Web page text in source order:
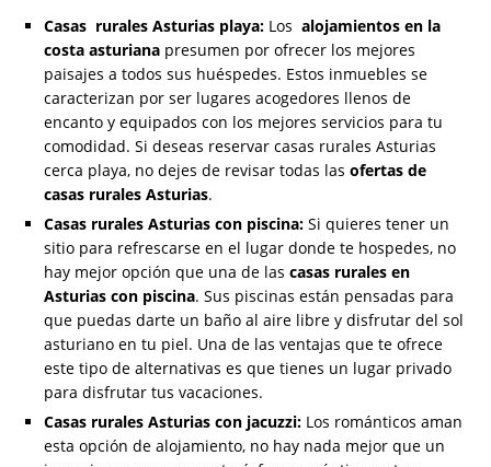
Casas rurales Asturias playa: Los alojamientos en la
costa asturiana presumen por ofrecer los mejores
paisajes a todos sus huéspedes. Estos inmuebles se
caracterizan por ser lugares acogedores llenos de
encanto y equipados con los mejores servicios para tu
comodidad. Si deseas reservar casas rurales Asturias
cerca playa, no dejes de revisar todas las ofertas de
casas rurales Asturias.
Casas rurales Asturias con piscina: Si quieres tener un
sitio para refrescarse en el lugar donde te hospedes, no
hay mejor opción que una de las casas rurales en
Asturias con piscina. Sus piscinas están pensadas para
que puedas darte un baño al aire libre y disfrutar del sol
asturiano en tu piel. Una de las ventajas que te ofrece
este tipo de alternativas es que tienes un lugar privado
para disfrutar tus vacaciones.
Casas rurales Asturias con jacuzzi: Los románticos aman
esta opción de alojamiento, no hay nada mejor que un